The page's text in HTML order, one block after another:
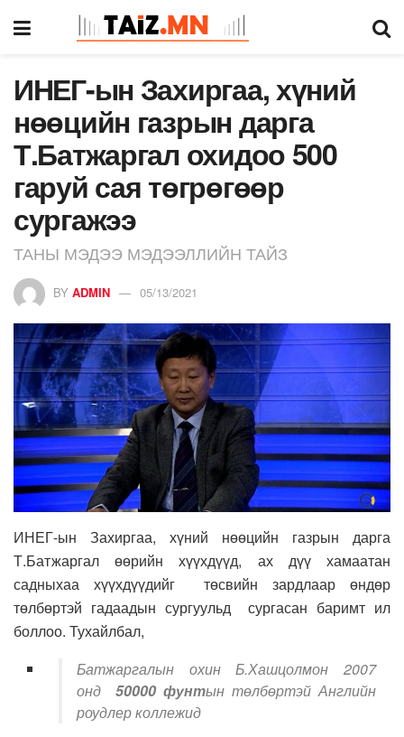
ИНЕГ-ын Захиргаа, хүний
нөөцийн газрын дарга
Т.Батжаргал охидоо 500
гаруй сая төгрөгөөр
сургажээ
ТАНЫ МЭДЭЭ МЭДЭЭЛЛИЙН ТАЙЗ
BY ADMIN 05/13/2021
ИНЕГ-ын Захиргаа, хүний нөөцийн газрын дарга
Т.Батжаргал өөрийн хүүхдүүд, ах дүү хамаатан
садныхаа хүүхдүүдийг төсвийн зардлаар өндөр
төлбөртэй гадаадын сургуульд сургасан баримт ил
боллоо. Тухайлбал,
Батжаргалын охин Б.Хашцолмон 2007
онд50000 фунтын төлбөртэй Английн
роудлер коллежид